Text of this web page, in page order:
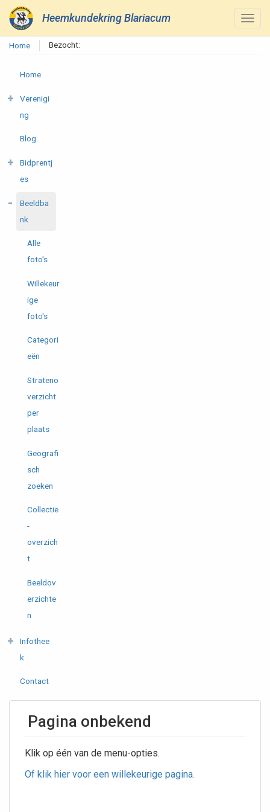
Heemkundekring Blariacum
Home Bezocht:
Home
Verenigi
ng
Blog
Bidprentj
es
Beeldba
nk
Alle
foto's
Willekeur
ige
foto's
Categori
eën
Strateno
verzicht
per
plaats
Geografi
sch
zoeken
Collectie
-
overzich
t
Beeldov
erzichte
n
Infothee
k
Contact
Pagina onbekend
Klik op één van de menu-opties.
Of klik hier voor een willekeurige pagina.